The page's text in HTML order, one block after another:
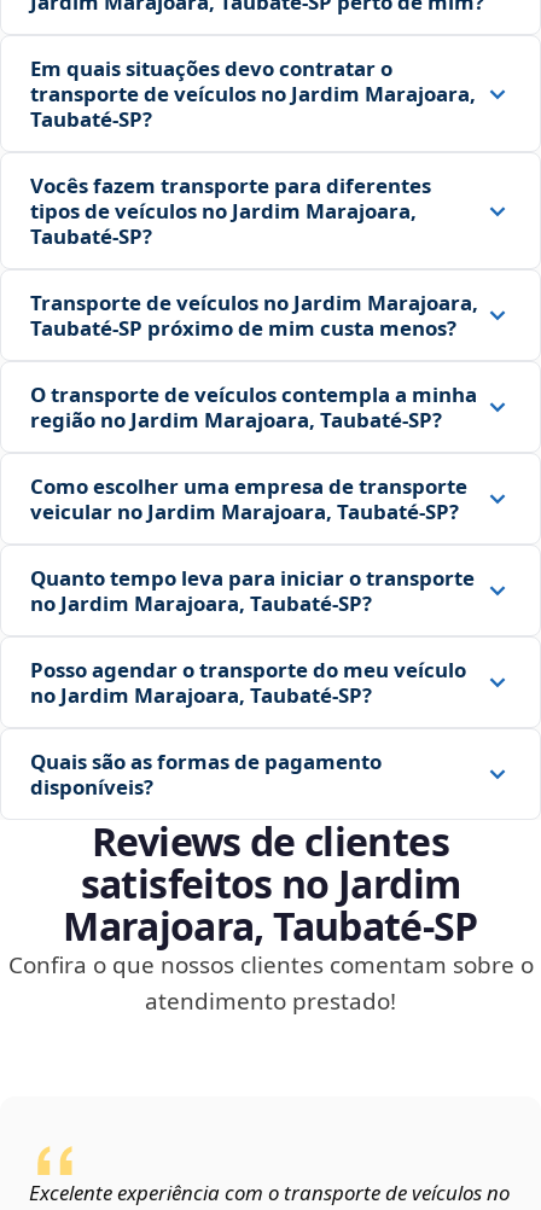
Em quais situações devo contratar o
transporte de veículos no Jardim Marajoara,
Taubaté‑SP?
Vocês fazem transporte para diferentes
tipos de veículos no Jardim Marajoara,
Taubaté‑SP?
Transporte de veículos no Jardim Marajoara,
Taubaté‑SP próximo de mim custa menos?
O transporte de veículos contempla a minha
região no Jardim Marajoara, Taubaté‑SP?
Como escolher uma empresa de transporte
veicular no Jardim Marajoara, Taubaté‑SP?
Quanto tempo leva para iniciar o transporte
no Jardim Marajoara, Taubaté‑SP?
Posso agendar o transporte do meu veículo
no Jardim Marajoara, Taubaté‑SP?
Quais são as formas de pagamento
disponíveis?
Reviews de clientes
satisfeitos no Jardim
Marajoara, Taubaté‑SP
Confira o que nossos clientes comentam sobre o
atendimento prestado!
Excelente experiência com o transporte de veículos no